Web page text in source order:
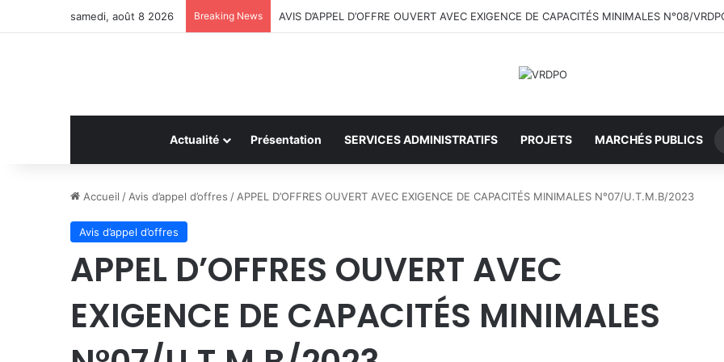
samedi, août 8 2026 Breaking News AVIS D’APPEL D’OFFRE OUVERT AVEC EXIGENCE DE CAPACITÉS MINIMALES N°08/
Actualité Présentation SERVICES ADMINISTRATIFS PROJETS MARCHÉS PUBLICS
Accueil / Avis d’appel d’offres / APPEL D’OFFRES OUVERT AVEC EXIGENCE DE CAPACITÉS MINIMALES N°07/U.T.M.B/2023
Avis d’appel d’offres
APPEL D’OFFRES OUVERT AVEC
EXIGENCE DE CAPACITÉS MINIMALES